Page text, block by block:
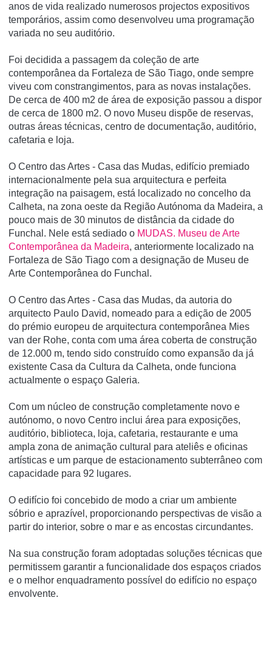
anos de vida realizado numerosos projectos expositivos
temporários, assim como desenvolveu uma programação
variada no seu auditório.
Foi decidida a passagem da coleção de arte
contemporânea da Fortaleza de São Tiago, onde sempre
viveu com constrangimentos, para as novas instalações.
De cerca de 400 m2 de área de exposição passou a dispor
de cerca de 1800 m2. O novo Museu dispõe de reservas,
outras áreas técnicas, centro de documentação, auditório,
cafetaria e loja.
O Centro das Artes - Casa das Mudas, edifí­cio premiado
internacionalmente pela sua arquitectura e perfeita
integração na paisagem, está localizado no concelho da
Calheta, na zona oeste da Região Autónoma da Madeira, a
pouco mais de 30 minutos de distância da cidade do
Funchal. Nele está sediado o MUDAS. Museu de Arte
Contemporânea da Madeira, anteriormente localizado na
Fortaleza de São Tiago com a designação de Museu de
Arte Contemporânea do Funchal.
O Centro das Artes - Casa das Mudas, da autoria do
arquitecto Paulo David, nomeado para a edição de 2005
do prémio europeu de arquitectura contemporânea Mies
van der Rohe, conta com uma área coberta de construção
de 12.000 m, tendo sido construí­do como expansão da já
existente Casa da Cultura da Calheta, onde funciona
actualmente o espaço Galeria.
Com um núcleo de construção completamente novo e
autónomo, o novo Centro inclui área para exposições,
auditório, biblioteca, loja, cafetaria, restaurante e uma
ampla zona de animação cultural para ateliês e oficinas
artí­sticas e um parque de estacionamento subterrâneo com
capacidade para 92 lugares.
O edifí­cio foi concebido de modo a criar um ambiente
sóbrio e aprazí­vel, proporcionando perspectivas de visão a
partir do interior, sobre o mar e as encostas circundantes.
Na sua construção foram adoptadas soluções técnicas que
permitissem garantir a funcionalidade dos espaços criados
e o melhor enquadramento possí­vel do edifí­cio no espaço
envolvente.